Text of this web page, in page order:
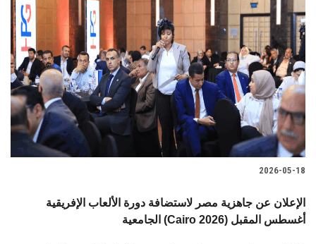
تواصل معنا
الطلاب
هيئة التدريس
الدراسات العليا
2026-05-18
الإعلان عن جاهزية مصر لاستضافة دورة الألعاب الإفريقية
الجامعية (Cairo 2026) أغسطس المقبل